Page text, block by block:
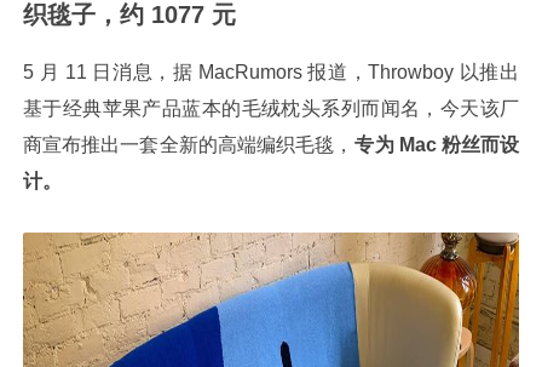
织毯子，约 1077 元
5 月 11 日消息，据 MacRumors 报道，Throwboy 以推出
基于经典苹果产品蓝本的毛绒枕头系列而闻名，今天该厂
商宣布推出一套全新的高端编织毛毯， 专为 Mac 粉丝而设
计。